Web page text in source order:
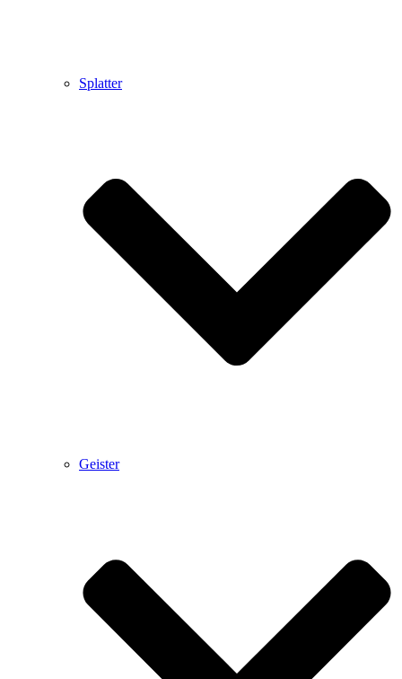
Splatter
Geister